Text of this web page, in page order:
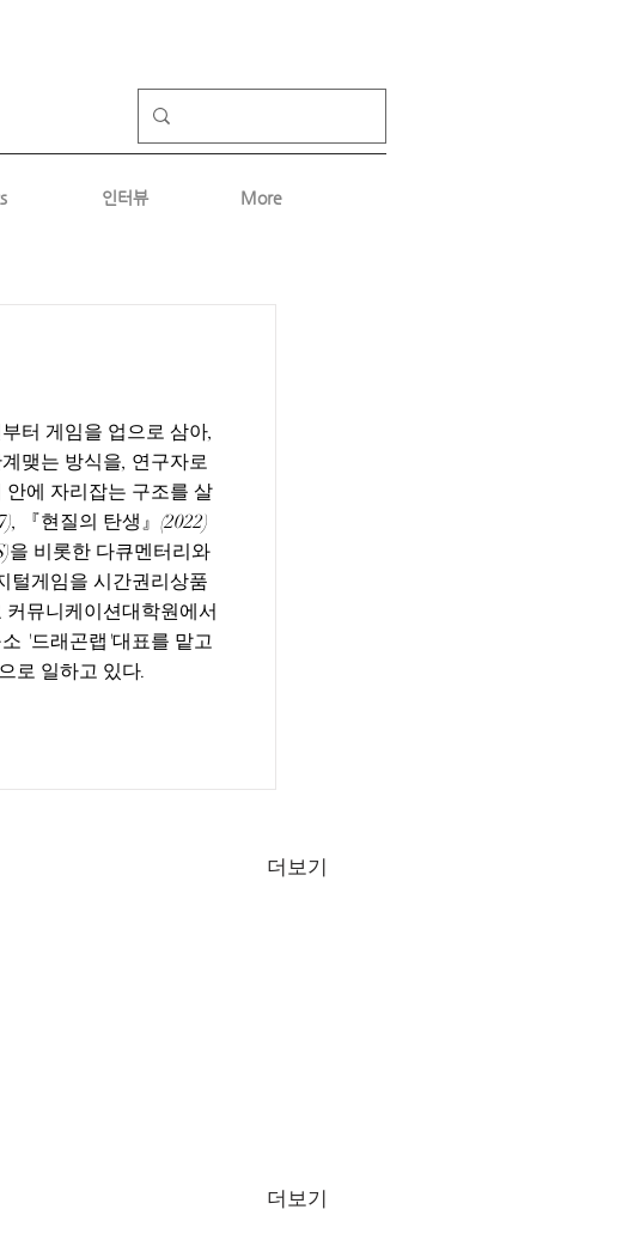
인터뷰 More
터 게임을 업으로 삼아,
맺는 방식을, 연구자로
에 자리잡는 구조를 살
『현질의 탄생』(2022)
을 비롯한 다큐멘터리와
털게임을 시간권리상품
뮤니케이션대학원에서
'드래곤랩'대표를 맡고
로 일하고 있다.
더보기
더보기